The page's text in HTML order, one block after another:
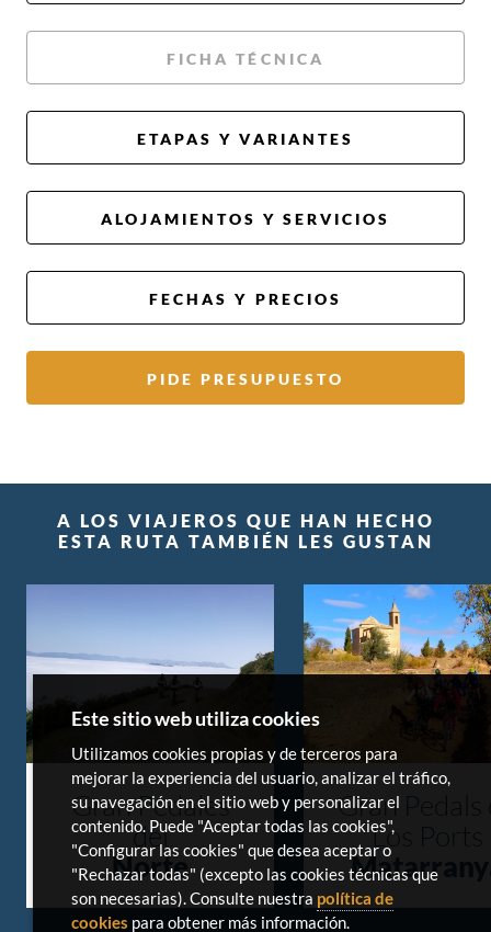
FICHA TÉCNICA
ETAPAS Y VARIANTES
ALOJAMIENTOS Y SERVICIOS
FECHAS Y PRECIOS
PIDE PRESUPUESTO
A LOS VIAJEROS QUE HAN HECHO
ESTA RUTA TAMBIÉN LES GUSTAN
Gran Pedales
del
Norte
Gran Pedals
Los Ports
Este sitio web utiliza cookies
Utilizamos cookies propias y de terceros para
mejorar la experiencia del usuario, analizar el tráfico,
su navegación en el sitio web y personalizar el
contenido. Puede "Aceptar todas las cookies",
"Configurar las cookies" que desea aceptar o
"Rechazar todas" (excepto las cookies técnicas que
son necesarias). Consulte nuestra política de
cookies para obtener más información.